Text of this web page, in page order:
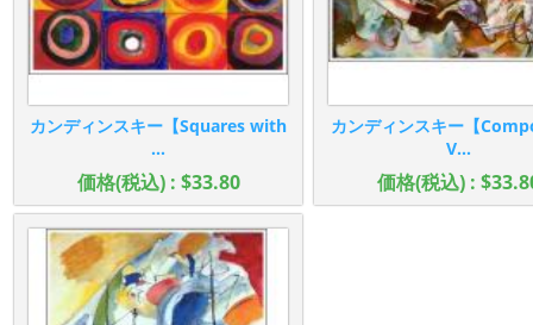
カンディンスキー【Squares with
...
価格(税込) : $33.80
カンディンスキー【
V...
価格(税込) :